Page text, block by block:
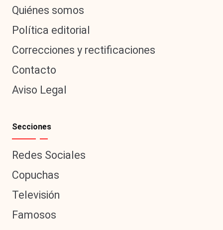
Quiénes somos
Política editorial
Correcciones y rectificaciones
Contacto
Aviso Legal
Secciones
Redes Sociales
Copuchas
Televisión
Famosos